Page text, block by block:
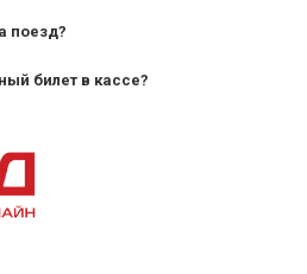
поезд?
билет в кассе?
номер заказа;
личности пассажира, на